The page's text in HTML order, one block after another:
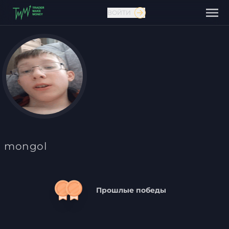
Связаться с нами
ВОЙТИ
mongol
Прошлые победы